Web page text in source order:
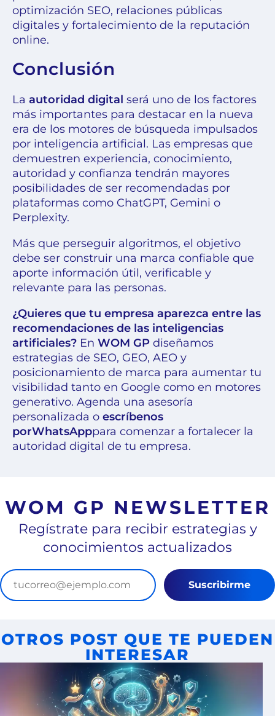
optimización SEO, relaciones públicas
digitales y fortalecimiento de la reputación
online.
Conclusión
La autoridad digital será uno de los factores
más importantes para destacar en la nueva
era de los motores de búsqueda impulsados
por inteligencia artificial. Las empresas que
demuestren experiencia, conocimiento,
autoridad y confianza tendrán mayores
posibilidades de ser recomendadas por
plataformas como ChatGPT, Gemini o
Perplexity.
Más que perseguir algoritmos, el objetivo
debe ser construir una marca confiable que
aporte información útil, verificable y
relevante para las personas.
¿Quieres que tu empresa aparezca entre las
recomendaciones de las inteligencias
artificiales? En WOM GP diseñamos
estrategias de SEO, GEO, AEO y
posicionamiento de marca para aumentar tu
visibilidad tanto en Google como en motores
generativo. Agenda una asesoría
personalizada o escríbenos
porWhatsApppara comenzar a fortalecer la
autoridad digital de tu empresa.
WOM GP NEWSLETTER
Regístrate para recibir estrategias y
conocimientos actualizados
Suscribirme
OTROS POST QUE TE PUEDEN
INTERESAR